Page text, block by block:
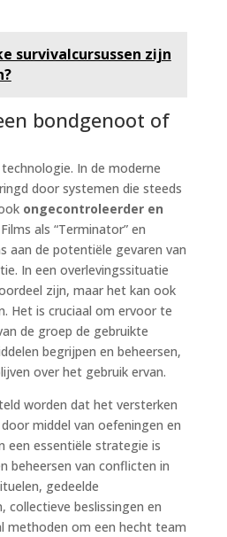
survivalcursussen zijn
bondgenoot of
In de moderne
door systemen die steeds
ongecontroleerder en
als “Terminator” en
aan de potentiële gevaren van
In een overlevingssituatie
zijn, maar het kan ook
Het is cruciaal om ervoor te
de groep de gebruikte
begrijpen en beheersen,
over het gebruik ervan.
worden dat het versterken
middel van oefeningen en
een essentiële strategie is
beheersen van conflicten in
gedeelde
collectieve beslissingen en
methoden om een hecht team